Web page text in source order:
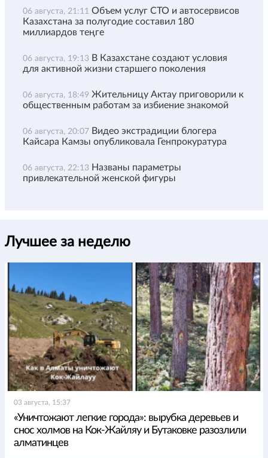
06 августа, 21:11 Объем услуг СТО и автосервисов
Казахстана за полугодие составил 180
миллиардов теңге
06 августа, 19:13 В Казахстане создают условия
для активной жизни старшего поколения
06 августа, 18:49 Жительницу Актау приговорили к
общественным работам за избиение знакомой
06 августа, 20:07 Видео экстрадиции блогера
Кайсара Камзы опубликовала Генпрокуратура
06 августа, 22:13 Названы параметры
привлекательной женской фигуры
Лучшее за неделю
03 августа, 15:37
«Уничтожают легкие города»: вырубка деревьев и
снос холмов на Кок-Жайляу и Бутаковке разозлили
алматинцев